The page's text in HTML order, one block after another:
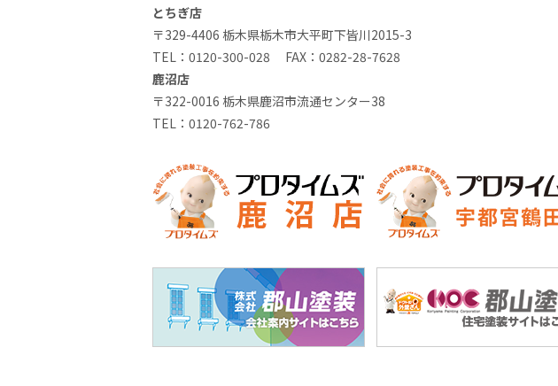
とちぎ店
〒329-4406 栃木県栃木市大平町下皆川2015-3
TEL： 0120-300-028 FAX：0282-28-7628
鹿沼店
〒322-0016 栃木県鹿沼市流通センター38
TEL： 0120-762-786